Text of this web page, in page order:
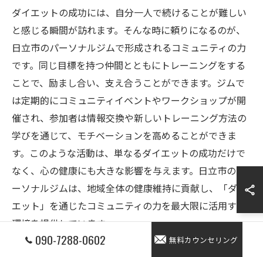
ダイエットの成功には、自分一人で続けることが難しい
と感じる瞬間が訪れます。そんな時に頼りになるのが、
日立市のパーソナルジムで形成されるコミュニティの力
です。同じ目標を持つ仲間とともにトレーニングをする
ことで、励まし合い、支え合うことができます。ジムで
は定期的にコミュニティイベントやワークショップが開
催され、参加者は情報交換や新しいトレーニング方法の
学びを通じて、モチベーションを高めることができま
す。このような活動は、単なるダイエットの成功だけで
なく、心の健康にも大きな影響を与えます。日立市のパ
ーソナルジムは、地域全体の健康維持に貢献し、「ダイ
エット」を通じたコミュニティの力を最大限に活用する
環境を提供しています。
090-7288-0602 無料カウンセリング